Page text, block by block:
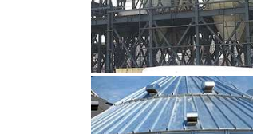
CLIQUEZ POUR AGRANDIR